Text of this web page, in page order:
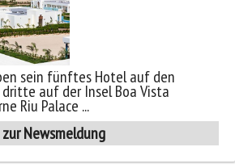
sein fünftes Hotel auf den
auf der Insel Boa Vista
Riu Palace ...
zur Newsmeldung